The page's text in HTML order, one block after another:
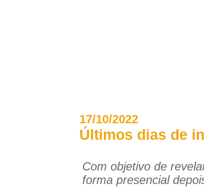
17/10/2022
Últimos dias de
Com objetivo de
forma presencial